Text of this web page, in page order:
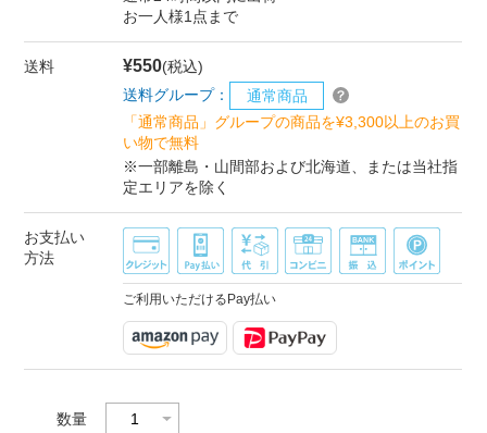
お一人様1点まで
送料 ¥550(税込)
送料グループ：
通常商品
「通常商品」グループの商品を¥3,300以上のお買
い物で無料
※一部離島・山間部および北海道、または当社指
定エリアを除く
お支払い
方法
ご利用いただけるPay払い
数量